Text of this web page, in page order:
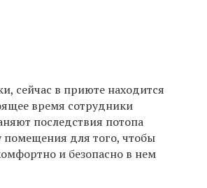
сейчас в приюте находится
время сотрудники
последствия потопа
помещения для того, чтобы
и безопасно в нем